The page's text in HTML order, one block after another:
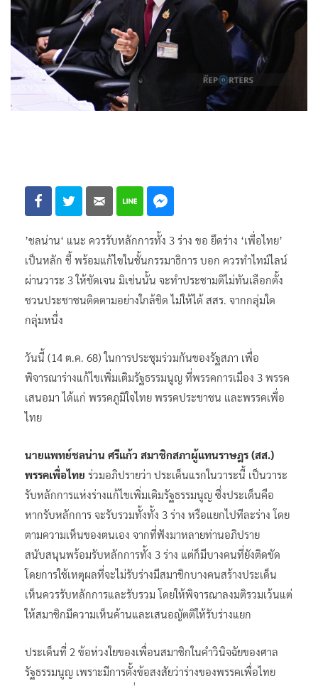
’ชลน่าน‘ แนะ ควรรับหลักการทั้ง 3 ร่าง ขอ ยึดร่าง ‘เพื่อไทย’
เป็นหลัก ชี้ พร้อมแก้ไขในชั้นกรรมาธิการ บอก ควรทำไทม์ไลน์
ผ่านวาระ 3 ให้ชัดเจน มิเช่นนั้น จะทำประชามติไม่ทันเลือกตั้ง
ชวนประชาชนติดตามอย่างใกล้ชิด ไม่ให้ได้ สสร. จากกลุ่มใด
กลุ่มหนึ่ง
วันนี้ (14 ต.ค. 68) ในการประชุมร่วมกันของรัฐสภา เพื่อ
พิจารณาร่างแก้ไขเพิ่มเติมรัฐธรรมนูญ ที่พรรคการเมือง 3 พรรค
เสนอมา ได้แก่ พรรคภูมิใจไทย พรรคประชาชน และพรรคเพื่อ
ไทย
นายแพทย์ชลน่าน ศรีแก้ว สมาชิกสภาผู้แทนราษฎร (สส.)
พรรคเพื่อไทย ร่วมอภิปรายว่า ประเด็นแรกในวาระนี้ เป็นวาระ
รับหลักการแห่งร่างแก้ไขเพิ่มเติมรัฐธรรมนูญ ซึ่งประเด็นคือ
หากรับหลักการ จะรับรวมทั้งทั้ง 3 ร่าง หรือแยกไปทีละร่าง โดย
ตามความเห็นของตนเอง จากที่ฟังมาหลายท่านอภิปราย
สนับสนุนพร้อมรับหลักการทั้ง 3 ร่าง แต่ก็มีบางคนที่ยังติดขัด
โดยการใช้เหตุผลที่จะไม่รับร่างมีสมาชิกบางคนสร้างประเด็น
เห็นควรรับหลักการและรับรวม โดยให้พิจารณาลงมติรวมเว้นแต่
ให้สมาชิกมีความเห็นค้านและเสนอญัตติให้รับร่างแยก
ประเด็นที่ 2 ข้อห่วงใยของเพื่อนสมาชิกในคำวินิจฉัยของศาล
รัฐธรรมนูญ เพราะมีการตั้งข้อสงสัยว่าร่างของพรรคเพื่อไทย